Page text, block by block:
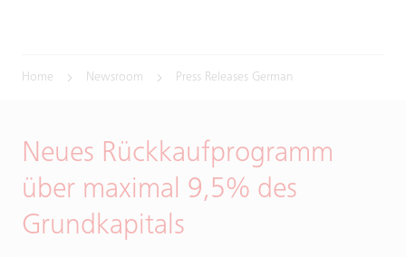
Home Newsroom Press Releases German
Neues Rückkaufprogramm
über maximal 9,5% des
Grundkapitals